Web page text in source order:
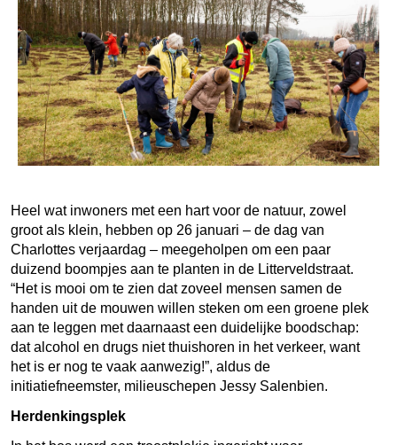
Heel wat inwoners met een hart voor de natuur, zowel
groot als klein, hebben op 26 januari – de dag van
Charlottes verjaardag – meegeholpen om een paar
duizend boompjes aan te planten in de Litterveldstraat.
“Het is mooi om te zien dat zoveel mensen samen de
handen uit de mouwen willen steken om een groene plek
aan te leggen met daarnaast een duidelijke boodschap:
dat alcohol en drugs niet thuishoren in het verkeer, want
het is er nog te vaak aanwezig!”, aldus de
initiatiefneemster, milieuschepen Jessy Salenbien.
Herdenkingsplek